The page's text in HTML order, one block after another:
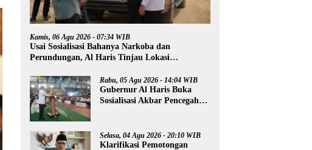
Kamis, 06 Agu 2026 - 07:34 WIB
Usai Sosialisasi Bahanya Narkoba dan
Perundungan, Al Haris Tinjau Lokasi
Rabu, 05 Agu 2026 - 14:04 WIB
Gubernur Al Haris Buka
Sosialisasi Akbar Pencegahan
Selasa, 04 Agu 2026 - 20:10 WIB
Klarifikasi Pemotongan